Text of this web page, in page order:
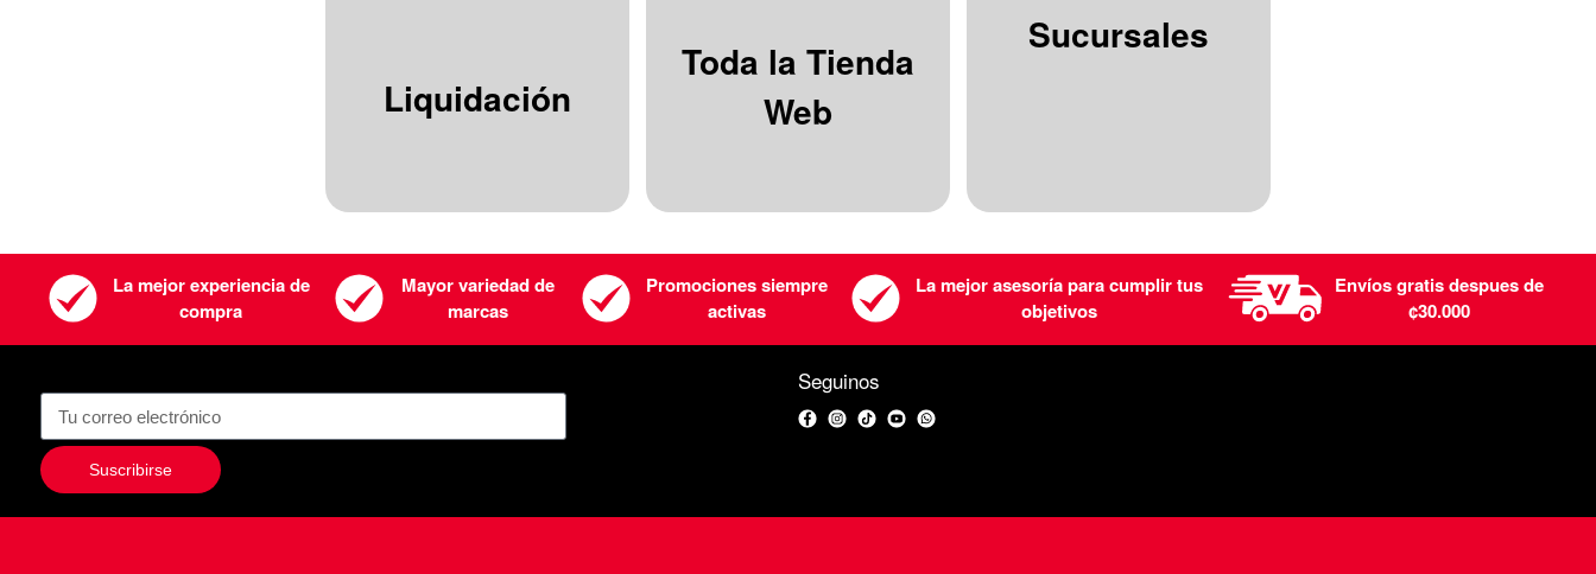
Liquidación
Toda la Tienda
Web
Sucursales
La mejor experiencia de
compra
Mayor variedad de
marcas
Promociones siempre
activas
La mejor asesoría para cumplir tus
objetivos
Envíos gratis despues de
¢30.000
Suscribirse
Seguinos
Facebook
Instagram
TikTokYouTubeWhatsApp